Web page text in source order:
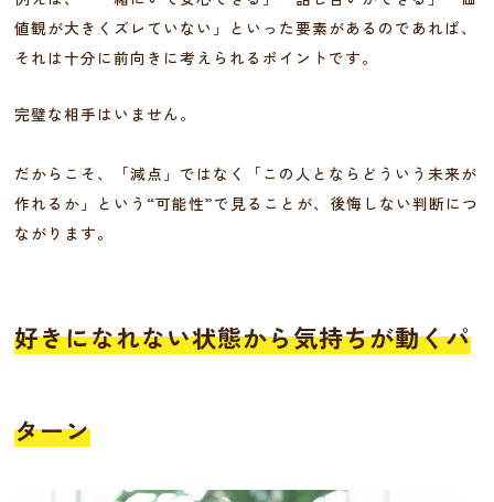
値観が大きくズレていない」といった要素があるのであれば、
それは十分に前向きに考えられるポイントです。
完璧な相手はいません。
だからこそ、「減点」ではなく「この人とならどういう未来が
作れるか」という“可能性”で見ることが、後悔しない判断につ
ながります。
好きになれない状態から気持ちが動くパ
ターン